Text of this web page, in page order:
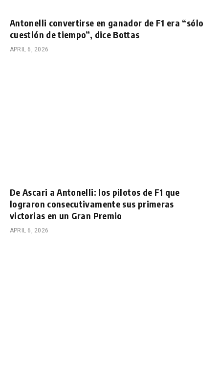
Antonelli convertirse en ganador de F1 era “sólo
cuestión de tiempo”, dice Bottas
APRIL 6, 2026
De Ascari a Antonelli: los pilotos de F1 que
lograron consecutivamente sus primeras
victorias en un Gran Premio
APRIL 6, 2026